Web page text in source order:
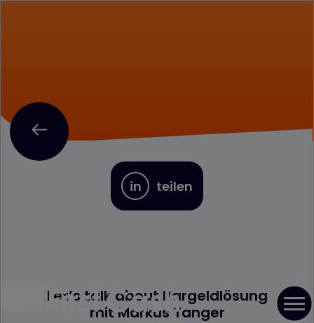
in teilen
Let’s talk about Bargeldlösung
mit Markus Tanger